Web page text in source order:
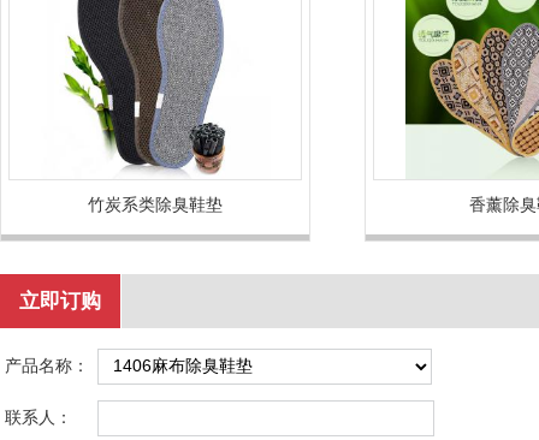
竹炭系类除臭鞋垫 香薰除
立即订购
产品名称：
联系人：